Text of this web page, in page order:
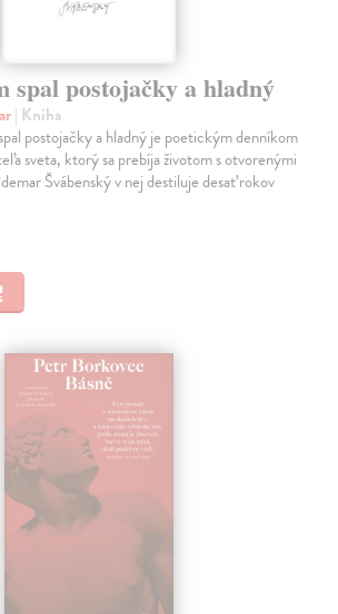
spal postojačky a hladný
| Kniha
postojačky a hladný je poetickým denníkom
sveta, ktorý sa prebíja životom s otvorenými
Švábenský v nej destiluje desať rokov